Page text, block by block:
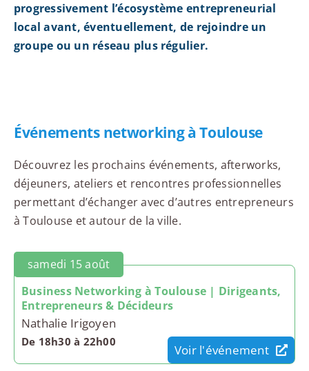
progressivement l’écosystème entrepreneurial
local avant, éventuellement, de rejoindre un
groupe ou un réseau plus régulier.
Événements networking à Toulouse
Découvrez les prochains événements, afterworks,
déjeuners, ateliers et rencontres professionnelles
permettant d’échanger avec d’autres entrepreneurs
à Toulouse et autour de la ville.
samedi 15 août
Business Networking à Toulouse | Dirigeants,
Entrepreneurs & Décideurs
Nathalie Irigoyen
De 18h30 à 22h00
Voir l'événement